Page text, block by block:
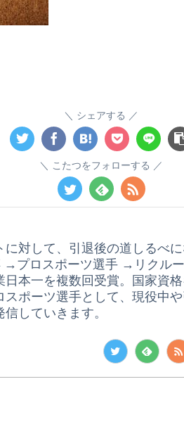
シェアする
こたつをフォローする
に対して、引退後の道しるべ
→プロスポーツ選手 →リクル
日本一を複数回受賞。国家資
スポーツ選手として、現役中
していきます。